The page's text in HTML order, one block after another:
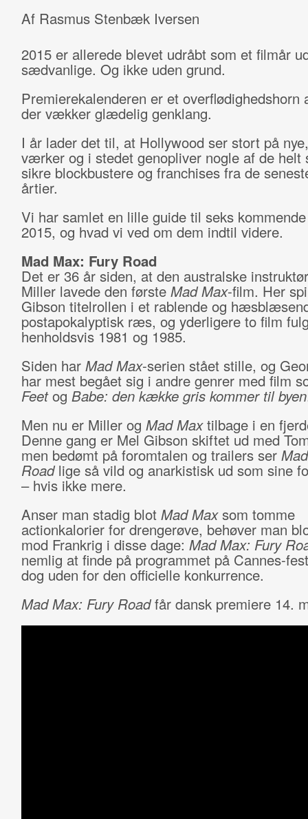
Af Rasmus Stenbæk Iversen
2015 er allerede blevet udråbt som et filmår
sædvanlige. Og ikke uden grund.
Premierekalenderen er et overflødighedshorn
der vækker glædelig genklang.
I år lader det til, at Hollywood ser stort på
værker og i stedet genopliver nogle af de helt
sikre blockbustere og franchises fra de
årtier.
Vi har samlet en lille guide til seks
2015, og hvad vi ved om dem indtil videre.
Mad Max: Fury Road
Det er 36 år siden, at den australske
Miller lavede den første Mad Max-film. Her
Gibson titelrollen i et rablende og
postapokalyptisk ræs, og yderligere to film
henholdsvis 1981 og 1985.
Siden har Mad Max-serien stået stille, og
har mest begået sig i andre genrer med film
Feetog Babe: den kække gris kommer til byen
Men nu er Miller og Mad Maxtilbage i en
Denne gang er Mel Gibson skiftet ud med
men bedømt på foromtalen og trailers ser
Roadlige så vild og anarkistisk ud som sine
– hvis ikke mere.
Anser man stadig blot Mad Maxsom tomme
actionkalorier for drengerøve, behøver man
mod Frankrig i disse dage: Mad Max: Fury
nemlig at finde på programmet på Cannes-
dog uden for den officielle konkurrence.
Mad Max: Fury Roadfår dansk premiere 14.